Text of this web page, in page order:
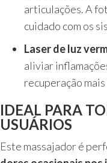
articulações. A
cuidado com os
Laser de luz
aliviar
recuperação
IDEAL PARA
USUÁRIOS
Este massajador é